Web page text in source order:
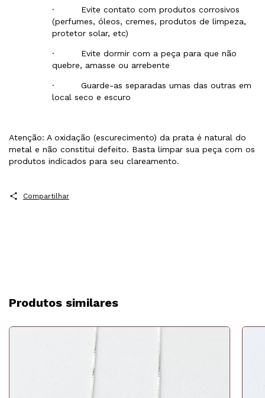
· Evite contato com produtos corrosivos
(perfumes, óleos, cremes, produtos de limpeza,
protetor solar, etc)
· Evite dormir com a peça para que não
quebre, amasse ou arrebente
· Guarde-as separadas umas das outras em
local seco e escuro
Atenção: A oxidação (escurecimento) da prata é natural do
metal e não constitui defeito. Basta limpar sua peça com os
produtos indicados para seu clareamento.
Compartilhar
Produtos similares